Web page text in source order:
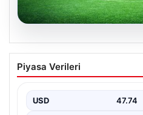
CANLI | Hradec
Maç Anlatımı
Avrupa Ligi Mücadelesi”,
Piyasa Verileri
USD 47.74